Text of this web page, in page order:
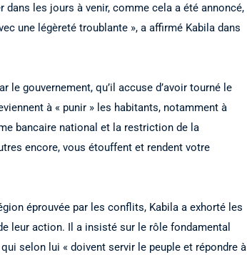
dans les jours à venir, comme cela a été annoncé,
une légèreté troublante », a affirmé Kabila dans
le gouvernement, qu’il accuse d’avoir tourné le
à « punir » les habitants, notamment à
bancaire national et la restriction de la
encore, vous étouffent et rendent votre
éprouvée par les conflits, Kabila a exhorté les
leur action. Il a insisté sur le rôle fondamental
selon lui « doivent servir le peuple et répondre à